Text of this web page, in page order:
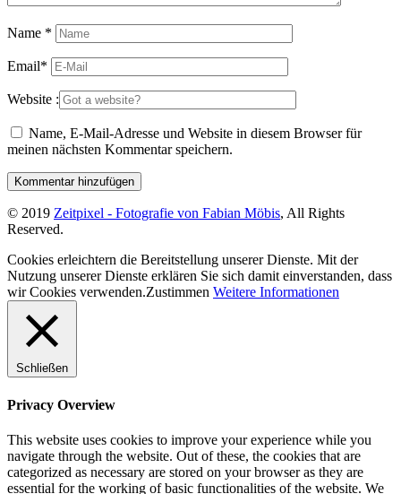
Name *
Email*
Website :
Name, E-Mail-Adresse und Website in diesem Browser für
meinen nächsten Kommentar speichern.
© 2019 Zeitpixel - Fotografie von Fabian Möbis, All Rights
Reserved.
Cookies erleichtern die Bereitstellung unserer Dienste. Mit der
Nutzung unserer Dienste erklären Sie sich damit einverstanden, dass
wir Cookies verwenden.Zustimmen Weitere Informationen
Schließen
Privacy Overview
This website uses cookies to improve your experience while you
navigate through the website. Out of these, the cookies that are
categorized as necessary are stored on your browser as they are
essential for the working of basic functionalities of the website. We